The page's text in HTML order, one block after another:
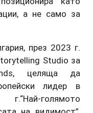
а не само за
през 2023 г.
Studio за
целяща да
лидер в
голямото